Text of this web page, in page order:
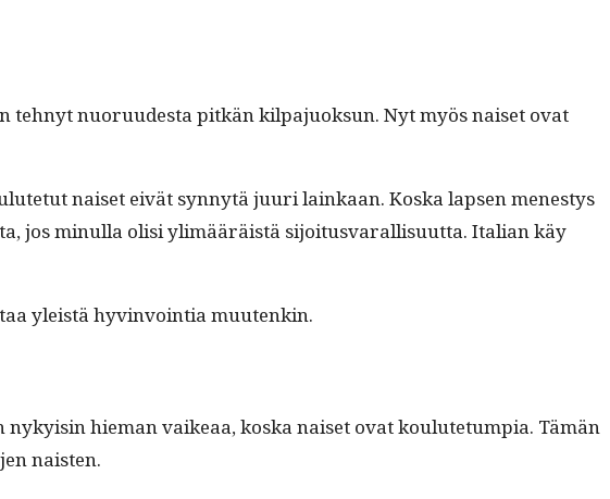
tehnyt nuoru­ud­es­ta pitkän kil­pa­juok­sun. Nyt myös naiset ovat
naiset eivät syn­nytä juuri lainkaan. Kos­ka lapsen men­estys
jos min­ul­la olisi ylimääräistä sijoi­tus­var­al­lisu­ut­ta. Ital­ian käy
yleistä hyv­in­voin­tia muutenkin.
hie­man vaikeaa, kos­ka naiset ovat koulute­tumpia. Tämän
naisten.